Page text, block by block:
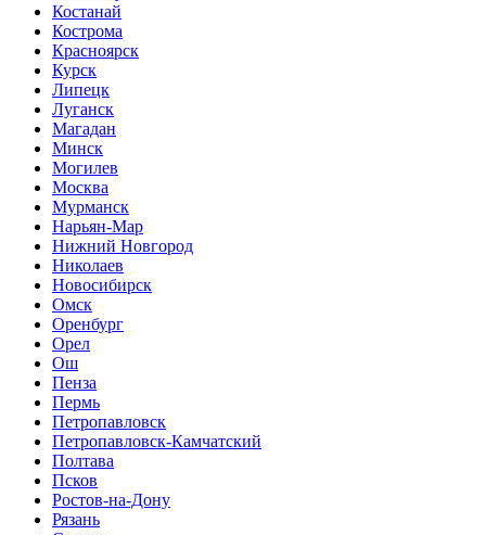
Костанай
Кострома
Красноярск
Курск
Липецк
Луганск
Магадан
Минск
Могилев
Москва
Мурманск
Нарьян-Мар
Нижний Новгород
Николаев
Новосибирск
Омск
Оренбург
Орел
Ош
Пенза
Пермь
Петропавловск
Петропавловск-Камчатский
Полтава
Псков
Ростов-на-Дону
Рязань